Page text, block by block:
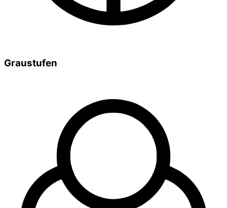
Graustufen